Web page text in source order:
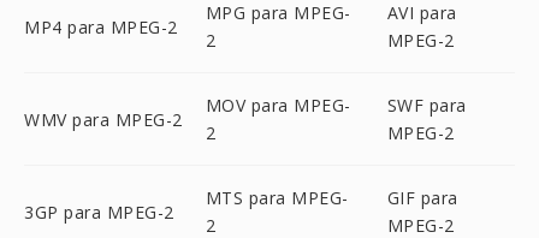
MP4 para MPEG-2
MPG para MPEG-
2
AVI para
MPEG-2
WMV para MPEG-2
MOV para MPEG-
2
SWF para
MPEG-2
3GP para MPEG-2
MTS para MPEG-
2
GIF para
MPEG-2